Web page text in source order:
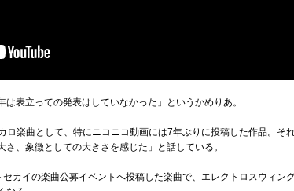
表立っての発表はしていなかった」というかめりあ。
ロ楽曲として、特にニコニコ動画には7年ぶりに投稿した作品。そ
、象徴としての大きさを感じた」と話している。
カイの楽曲公募イベントへ投稿した楽曲で、エレクトロスウィン